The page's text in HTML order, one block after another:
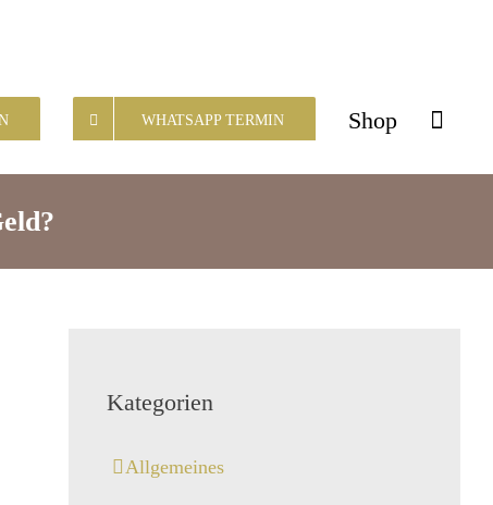
WHATSAPP TERMIN Shop
Kategorien
Allgemeines